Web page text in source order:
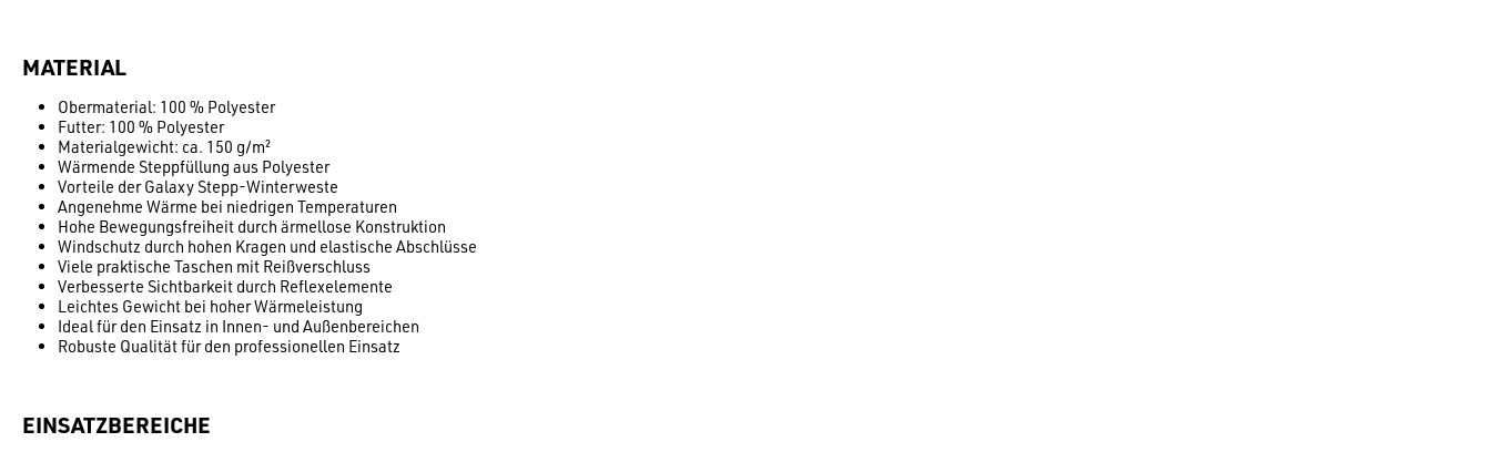
MATERIAL
Obermaterial: 100 % Polyester
Futter: 100 % Polyester
Materialgewicht: ca. 150 g/m²
Wärmende Steppfüllung aus Polyester
Vorteile der Galaxy Stepp-Winterweste
Angenehme Wärme bei niedrigen Temperaturen
Hohe Bewegungsfreiheit durch ärmellose Konstruktion
Windschutz durch hohen Kragen und elastische Abschlüsse
Viele praktische Taschen mit Reißverschluss
Verbesserte Sichtbarkeit durch Reflexelemente
Leichtes Gewicht bei hoher Wärmeleistung
Ideal für den Einsatz in Innen- und Außenbereichen
Robuste Qualität für den professionellen Einsatz
EINSATZBEREICHE